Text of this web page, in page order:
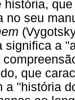
história,
no seu
significa a
que
a "história